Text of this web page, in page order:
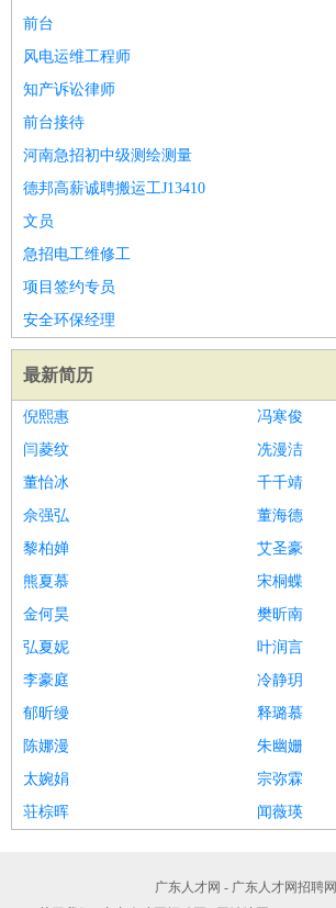
前台
风电运维工程师
知产诉讼律师
前台接待
河南急招初中级测绘测量
德邦高薪诚聘搬运工J13410
文员
急招电工维修工
项目签约专员
安全环保经理
最新简历
倪熙惠
冯寒俊
闫菱纹
冼漫洁
董怡冰
千千靖
佘强弘
董海德
黎柏婵
艾圣豪
熊夏慕
宋桐蝶
金何昊
樊昕南
弘夏妮
叶润言
李豪庭
冷静玥
郁昕缦
释璐慕
陈娜漫
朱幽姗
太婉娟
宗弥霖
荘棕晖
闻薇瑛
广东人才网 - 广东人才网招聘网